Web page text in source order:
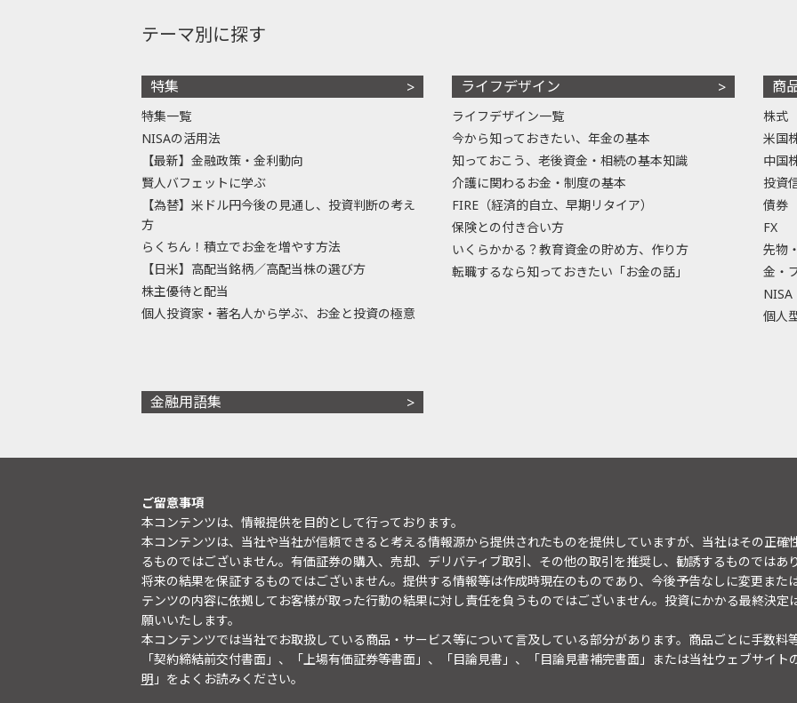
テーマ別に探す
特集
特集一覧
NISAの活用法
【最新】金融政策・金利動向
賢人バフェットに学ぶ
【為替】米ドル円今後の見通し、投資判断の考え
方
らくちん！積立でお金を増やす方法
【日米】高配当銘柄／高配当株の選び方
株主優待と配当
個人投資家・著名人から学ぶ、お金と投資の極意
ライフデザイン
ライフデザイン一覧
今から知っておきたい、年金の基本
知っておこう、老後資金・相続の基本知識
介護に関わるお金・制度の基本
FIRE（経済的自立、早期リタイア）
保険との付き合い方
いくらかかる？教育資金の貯め方、作り方
転職するなら知っておきたい「お金の話」
商
株式
米国
中国
投資
債券
FX
先物
金・
NISA
個人
金融用語集
ご留意事項
本コンテンツは、情報提供を目的として行っております。
本コンテンツは、当社や当社が信頼できると考える情報源から提供されたものを提供していますが、当社はその正
るものではございません。有価証券の購入、売却、デリバティブ取引、その他の取引を推奨し、勧誘するものでは
将来の結果を保証するものではございません。提供する情報等は作成時現在のものであり、今後予告なしに変更また
テンツの内容に依拠してお客様が取った行動の結果に対し責任を負うものではございません。投資にかかる最終決
願いいたします。
本コンテンツでは当社でお取扱している商品・サービス等について言及している部分があります。商品ごとに手数料
「契約締結前交付書面」、「上場有価証券等書面」、「目論見書」、「目論見書補完書面」または当社ウェブサイト
明 」をよくお読みください。